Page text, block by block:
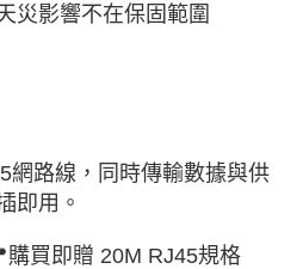
災影響不在保固範圍
網路線，同時傳輸數據與供
即用。
買即贈 20M RJ45規格